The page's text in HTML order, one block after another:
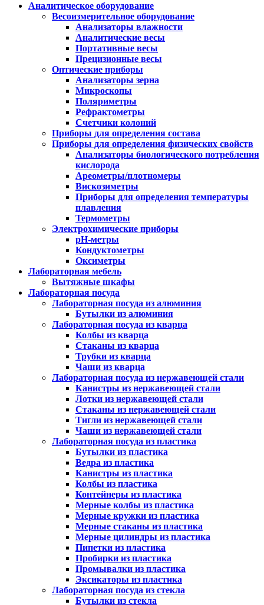
Аналитическое оборудование
Весоизмерительное оборудование
Анализаторы влажности
Аналитические весы
Портативные весы
Прецизионные весы
Оптические приборы
Анализаторы зерна
Микроскопы
Поляриметры
Рефрактометры
Счетчики колоний
Приборы для определения состава
Приборы для определения физических свойств
Анализаторы биологического потребления
кислорода
Ареометры/плотномеры
Вискозиметры
Приборы для определения температуры
плавления
Термометры
Электрохимические приборы
pH-метры
Кондуктометры
Оксиметры
Лабораторная мебель
Вытяжные шкафы
Лабораторная посуда
Лабораторная посуда из алюминия
Бутылки из алюминия
Лабораторная посуда из кварца
Колбы из кварца
Стаканы из кварца
Трубки из кварца
Чаши из кварца
Лабораторная посуда из нержавеющей стали
Канистры из нержавеющей стали
Лотки из нержавеющей стали
Стаканы из нержавеющей стали
Тигли из нержавеющей стали
Чаши из нержавеющей стали
Лабораторная посуда из пластика
Бутылки из пластика
Ведра из пластика
Канистры из пластика
Колбы из пластика
Контейнеры из пластика
Мерные колбы из пластика
Мерные кружки из пластика
Мерные стаканы из пластика
Мерные цилиндры из пластика
Пипетки из пластика
Пробирки из пластика
Промывалки из пластика
Эксикаторы из пластика
Лабораторная посуда из стекла
Бутылки из стекла